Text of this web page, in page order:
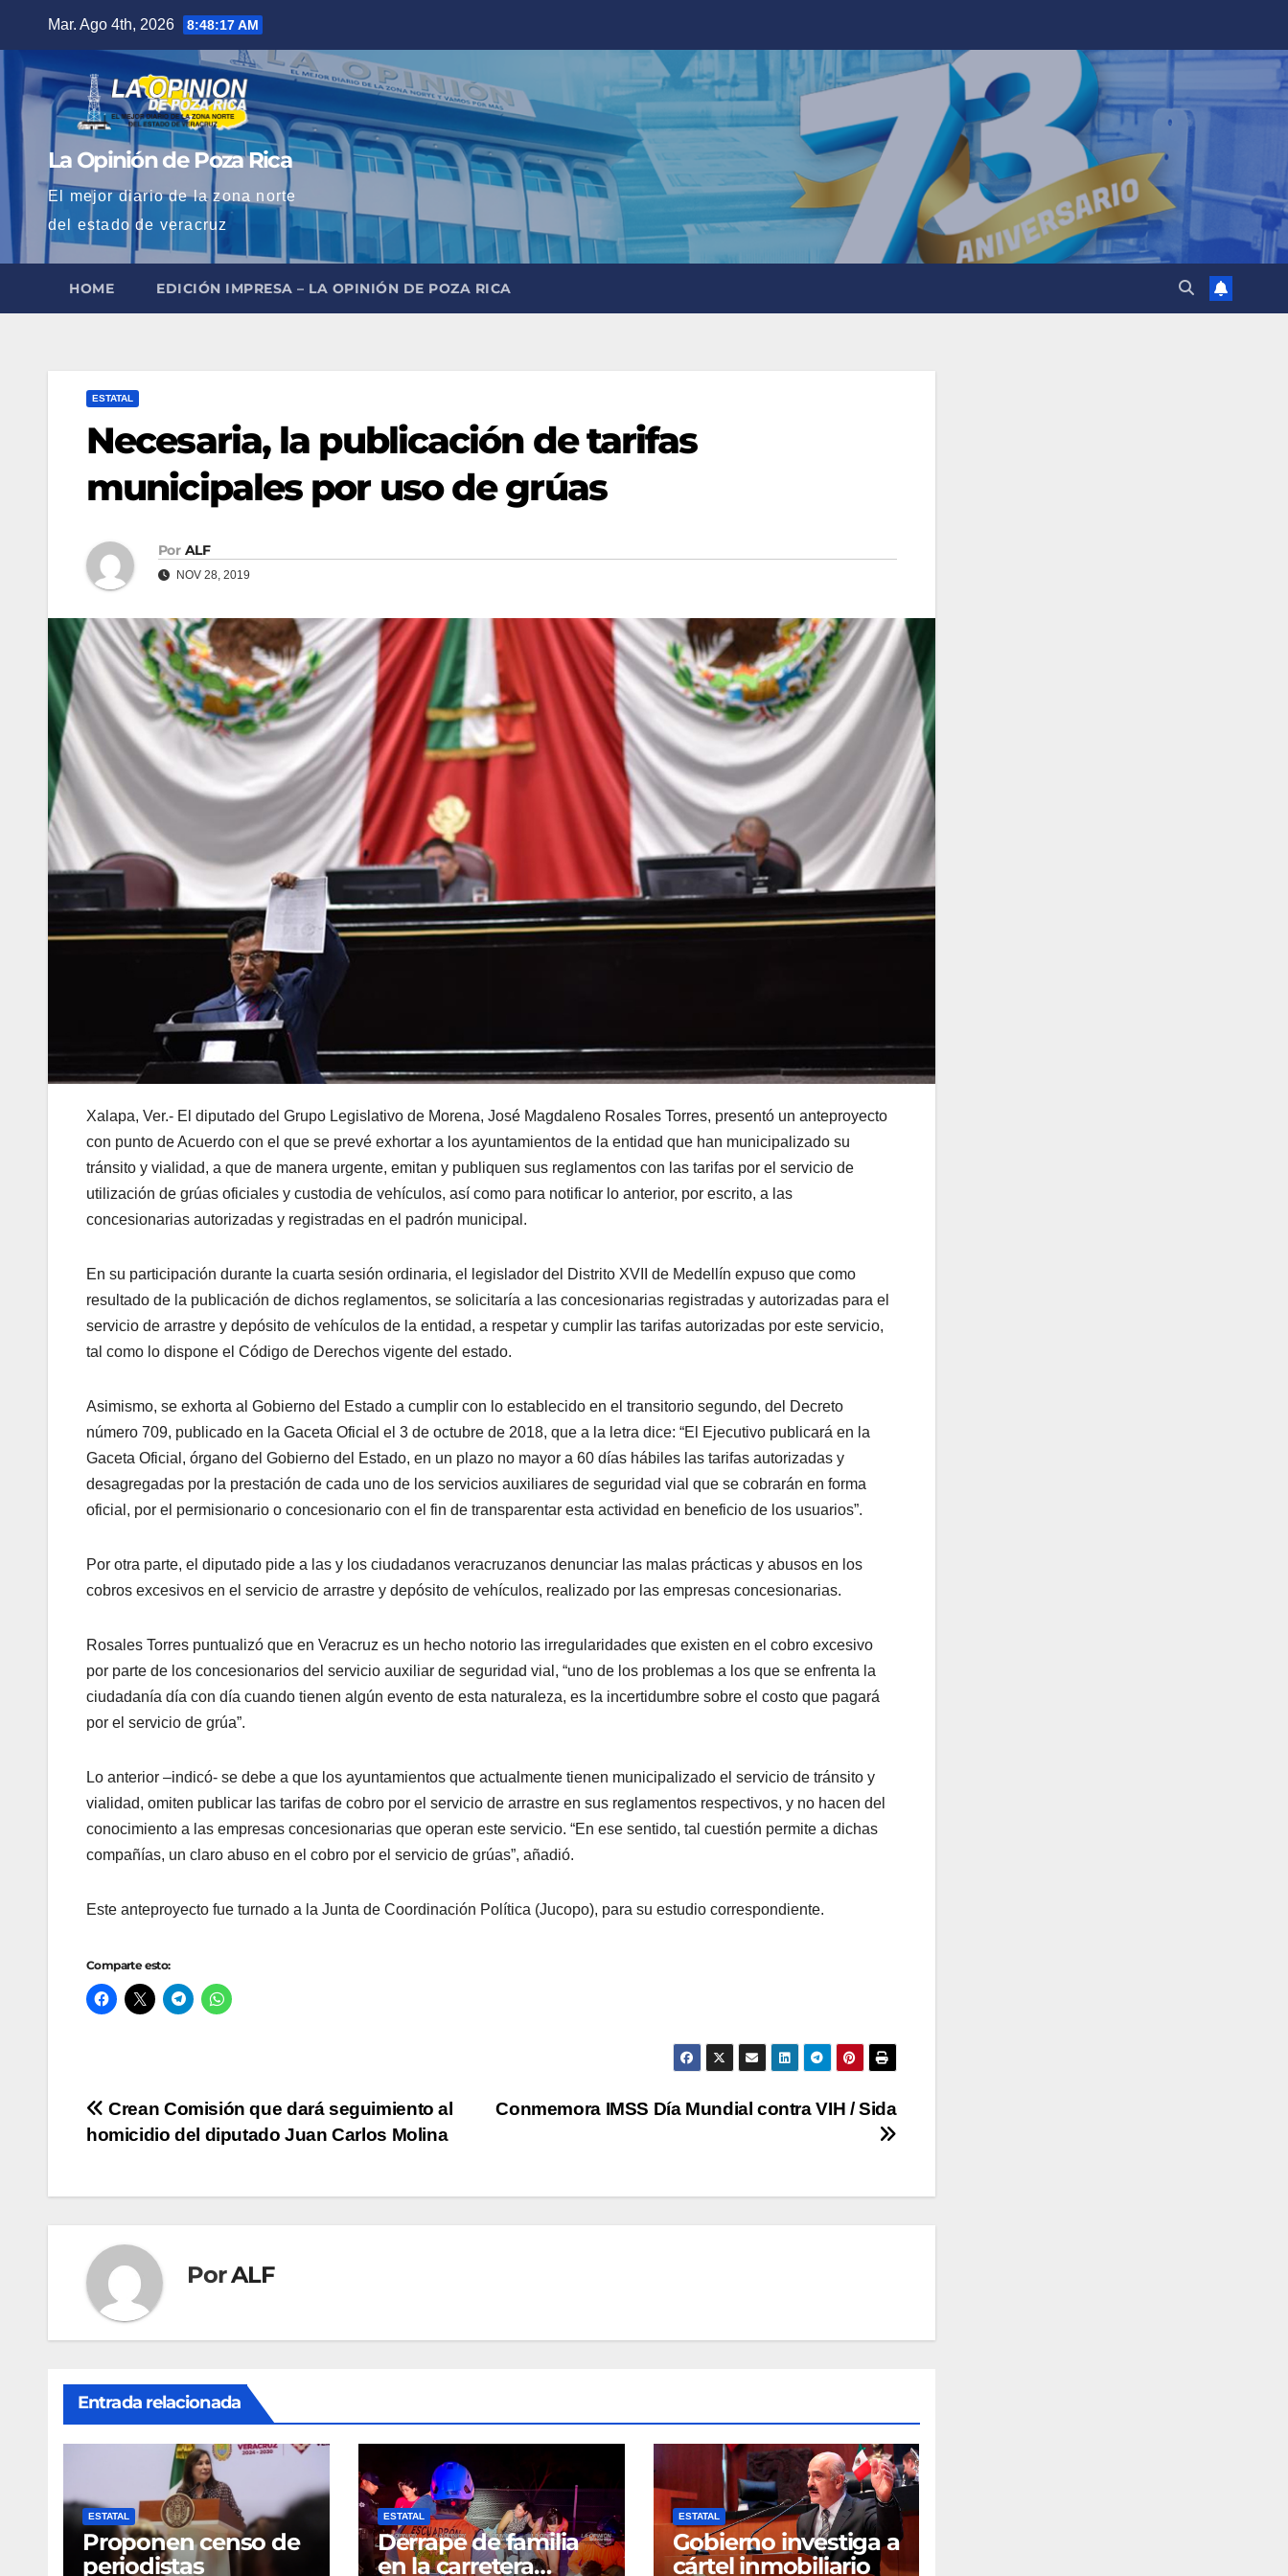
contenido
Mar. Ago 4th, 2026 8:48:18 AM
La Opinión de Poza Rica
El mejor diario de la zona norte
del estado de veracruz
HOME EDICIÓN IMPRESA – LA OPINIÓN DE POZA RICA
ESTATAL
Necesaria, la publicación de tarifas
municipales por uso de grúas
Por ALF
NOV 28, 2019
Xalapa, Ver.- El diputado del Grupo Legislativo de Morena, José Magdaleno Rosales Torres, presentó un anteproyecto
con punto de Acuerdo con el que se prevé exhortar a los ayuntamientos de la entidad que han municipalizado su
tránsito y vialidad, a que de manera urgente, emitan y publiquen sus reglamentos con las tarifas por el servicio de
utilización de grúas oficiales y custodia de vehículos, así como para notificar lo anterior, por escrito, a las
concesionarias autorizadas y registradas en el padrón municipal.
En su participación durante la cuarta sesión ordinaria, el legislador del Distrito XVII de Medellín expuso que como
resultado de la publicación de dichos reglamentos, se solicitaría a las concesionarias registradas y autorizadas para el
servicio de arrastre y depósito de vehículos de la entidad, a respetar y cumplir las tarifas autorizadas por este servicio,
tal como lo dispone el Código de Derechos vigente del estado.
Asimismo, se exhorta al Gobierno del Estado a cumplir con lo establecido en el transitorio segundo, del Decreto
número 709, publicado en la Gaceta Oficial el 3 de octubre de 2018, que a la letra dice: “El Ejecutivo publicará en la
Gaceta Oficial, órgano del Gobierno del Estado, en un plazo no mayor a 60 días hábiles las tarifas autorizadas y
desagregadas por la prestación de cada uno de los servicios auxiliares de seguridad vial que se cobrarán en forma
oficial, por el permisionario o concesionario con el fin de transparentar esta actividad en beneficio de los usuarios”.
Por otra parte, el diputado pide a las y los ciudadanos veracruzanos denunciar las malas prácticas y abusos en los
cobros excesivos en el servicio de arrastre y depósito de vehículos, realizado por las empresas concesionarias.
Rosales Torres puntualizó que en Veracruz es un hecho notorio las irregularidades que existen en el cobro excesivo
por parte de los concesionarios del servicio auxiliar de seguridad vial, “uno de los problemas a los que se enfrenta la
ciudadanía día con día cuando tienen algún evento de esta naturaleza, es la incertidumbre sobre el costo que pagará
por el servicio de grúa”.
Lo anterior –indicó- se debe a que los ayuntamientos que actualmente tienen municipalizado el servicio de tránsito y
vialidad, omiten publicar las tarifas de cobro por el servicio de arrastre en sus reglamentos respectivos, y no hacen del
conocimiento a las empresas concesionarias que operan este servicio. “En ese sentido, tal cuestión permite a dichas
compañías, un claro abuso en el cobro por el servicio de grúas”, añadió.
Este anteproyecto fue turnado a la Junta de Coordinación Política (Jucopo), para su estudio correspondiente.
Comparte esto:
Navegación
entradas
Conmemora IMSS Día Mundial contra VIH / Sida
Crean Comisión que dará seguimiento al
homicidio del diputado Juan Carlos Molina
PorALF
Entrada relacionada
ESTATAL
Proponen censo de
periodistas
ESTATAL
Derrape de familia
en la carretera
ESTATAL
Gobierno investiga a
cártel inmobiliario